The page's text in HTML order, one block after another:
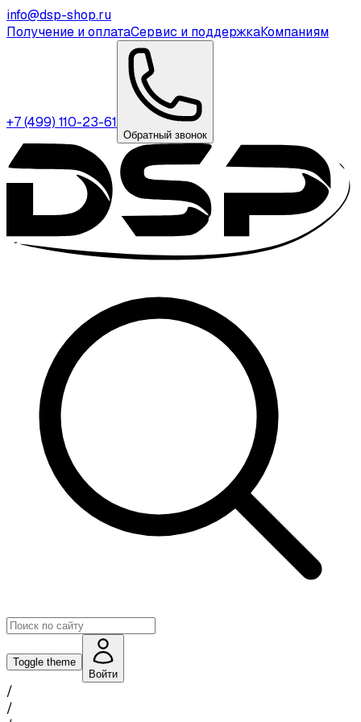
info@dsp-shop.ru
Получение и оплатаСервис и поддержкаКомпаниям
+7 (499) 110-23-61
Обратный звонок
Toggle theme
Войти
/
/